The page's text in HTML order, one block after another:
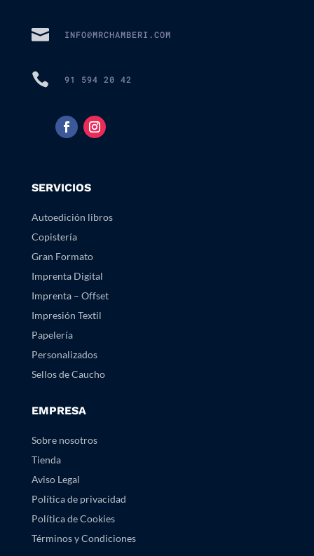
 INFO@MRCHAMBERI.COM
 91 594 20 42
SERVICIOS
Autoedición libros
Copistería
Gran Formato
Imprenta Digital
Imprenta – Offset
Impresión Textil
Papelería
Personalizados
Sellos de Caucho
EMPRESA
Sobre nosotros
Tienda
Aviso Legal
Política de privacidad
Política de Cookies
Términos y Condiciones